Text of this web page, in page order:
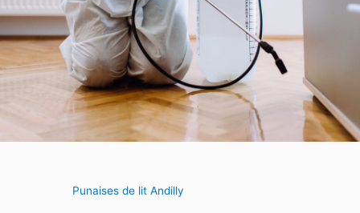
Punaises de lit Andilly